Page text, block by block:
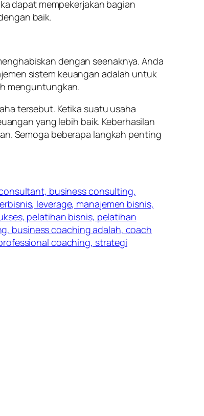
dapat mempekerjakan bagian
baik.
dengan seenaknya. Anda
sistem keuangan adalah untuk
menguntungkan.
tersebut. Ketika suatu usaha
yang lebih baik. Keberhasilan
Semoga beberapa langkah penting